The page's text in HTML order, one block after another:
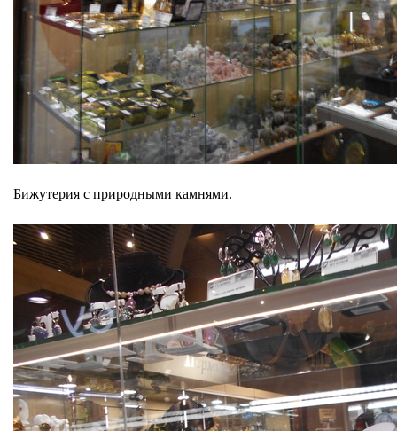
Бижутерия с природными камнями.